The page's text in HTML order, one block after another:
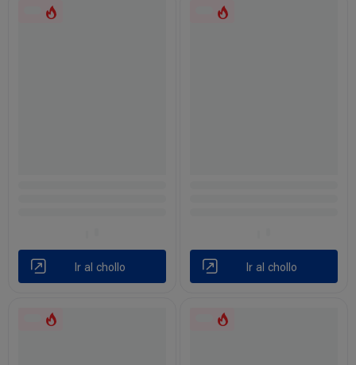
Ir al chollo Ir al chollo